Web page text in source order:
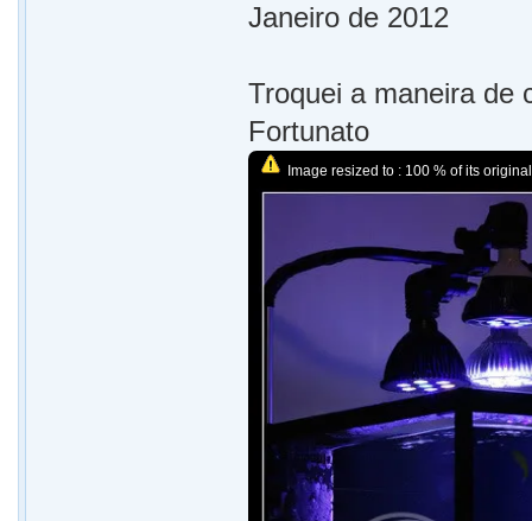
Janeiro de 2012
Troquei a maneira de
Fortunato
Image resized to : 100 % of its